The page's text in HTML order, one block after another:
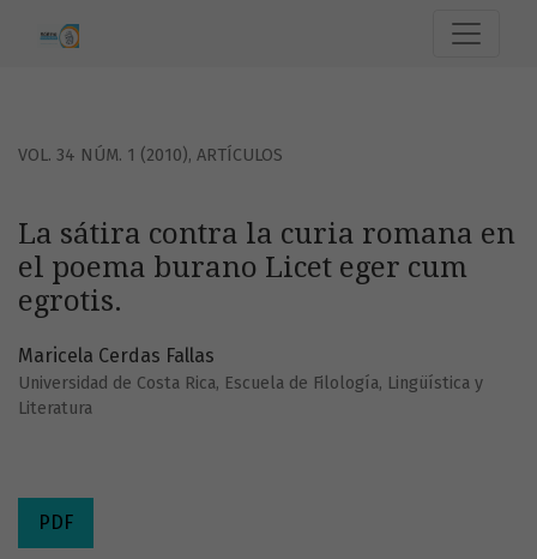
VOL. 34 NÚM. 1 (2010), ARTÍCULOS
La sátira contra la curia romana en
el poema burano Licet eger cum
egrotis.
Maricela Cerdas Fallas
Universidad de Costa Rica, Escuela de Filología, Lingüística y
Literatura
PDF